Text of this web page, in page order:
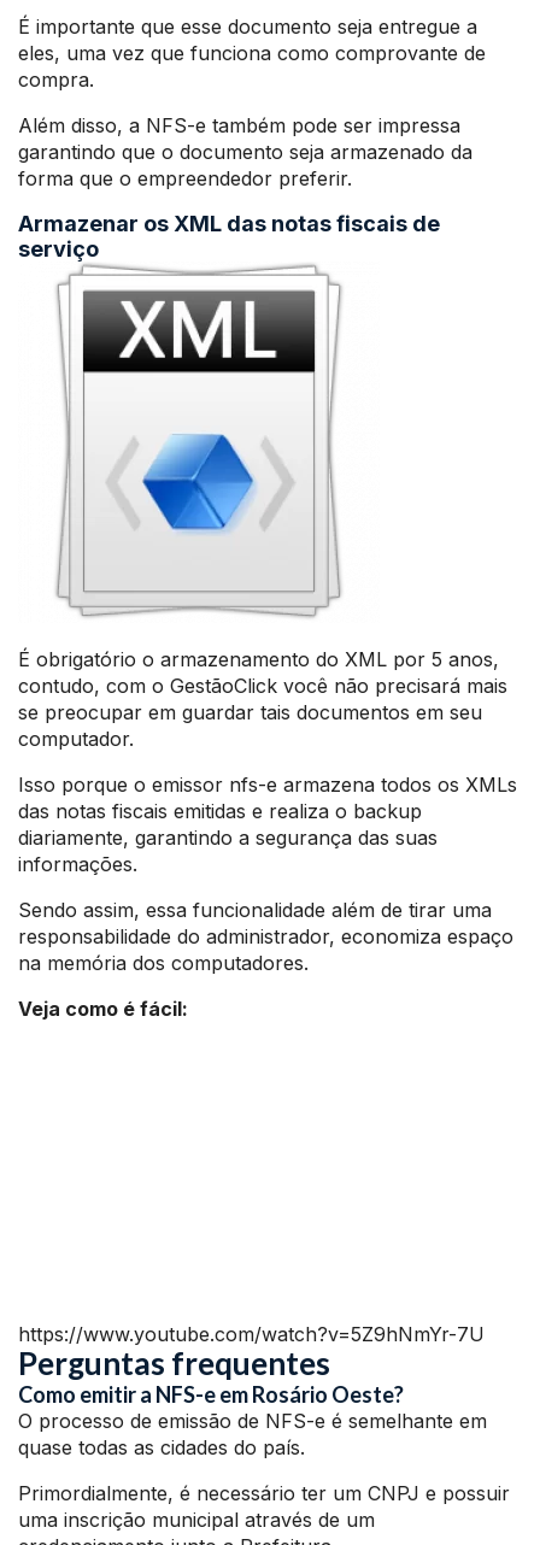
É importante que esse documento seja entregue a
eles, uma vez que funciona como comprovante de
compra.
Além disso, a NFS-e também pode ser impressa
garantindo que o documento seja armazenado da
forma que o empreendedor preferir.
Armazenar os XML das notas fiscais de
serviço
É obrigatório o armazenamento do XML por 5 anos,
contudo, com o GestãoClick você não precisará mais
se preocupar em guardar tais documentos em seu
computador.
Isso porque o emissor nfs-e armazena todos os XMLs
das notas fiscais emitidas e realiza o backup
diariamente, garantindo a segurança das suas
informações.
Sendo assim, essa funcionalidade além de tirar uma
responsabilidade do administrador, economiza espaço
na memória dos computadores.
Veja como é fácil:
https://www.youtube.com/watch?v=5Z9hNmYr-7U
Perguntas frequentes
Como emitir a NFS-e em Rosário Oeste?
O processo de emissão de NFS-e é semelhante em
quase todas as cidades do país.
Primordialmente, é necessário ter um CNPJ e possuir
uma inscrição municipal através de um